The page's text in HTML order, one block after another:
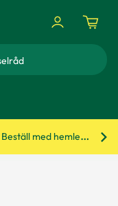
Beställ med hemleverans!